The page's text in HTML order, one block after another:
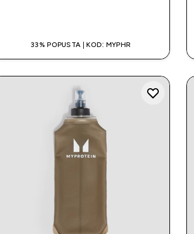
33% POPUSTA | KOD: MYPHR